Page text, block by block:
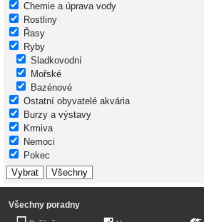
Chemie a úprava vody
Rostliny
Řasy
Ryby
Sladkovodní
Mořské
Bazénové
Ostatní obyvatelé akvária
Burzy a výstavy
Krmiva
Nemoci
Pokec
Všechny poradny